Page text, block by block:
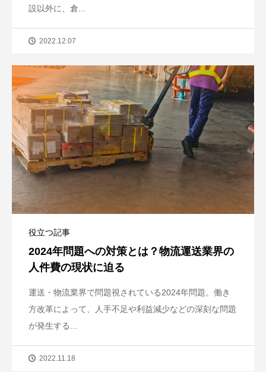
設以外に、倉...
2022.12.07
役立つ記事
2024年問題への対策とは？物流運送業界の
人件費の現状に迫る
運送・物流業界で問題視されている2024年問題。働き
方改革によって、人手不足や利益減少などの深刻な問題
が発生する...
2022.11.18